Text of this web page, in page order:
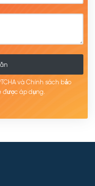
và Chính sách bảo
được áp dụng.